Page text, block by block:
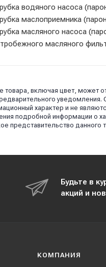
водяного насоса
маслоприемника
масляного насоса
масляного
товара, включая цвет, может
характер и не
подробной информации о
представительство данного
Будьте в
акций и
КОМПАНИЯ